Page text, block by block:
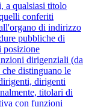
a qualsiasi titolo
conferiti
di indirizzo
pubbliche di
posizione
dirigenziali (da
distinguano le
dirigenti
titolari di
con funzioni